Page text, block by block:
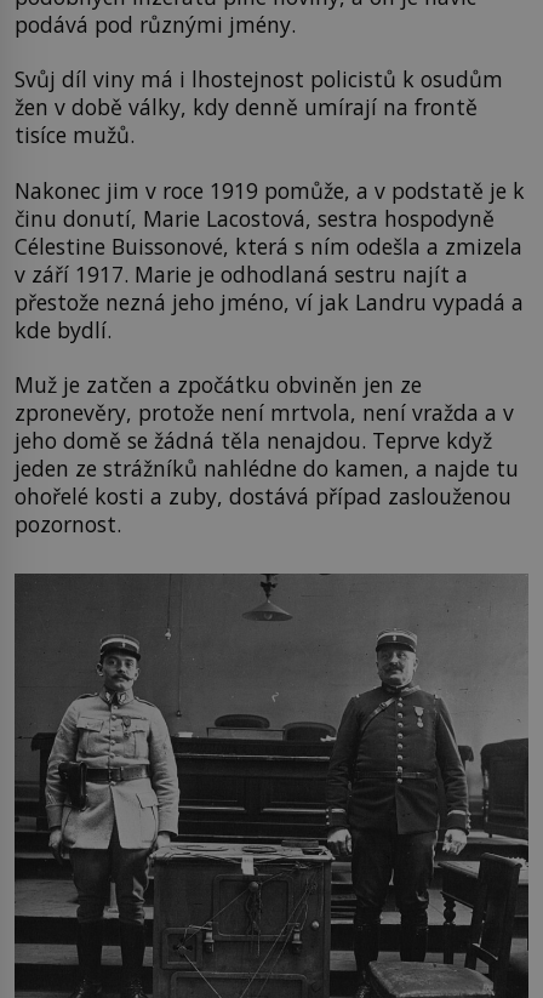
podává pod různými jmény.
Svůj díl viny má i lhostejnost policistů k osudům
žen v době války, kdy denně umírají na frontě
tisíce mužů.
Nakonec jim v roce 1919 pomůže, a v podstatě je k
činu donutí, Marie Lacostová, sestra hospodyně
Célestine Buissonové, která s ním odešla a zmizela
v září 1917. Marie je odhodlaná sestru najít a
přestože nezná jeho jméno, ví jak Landru vypadá a
kde bydlí.
Muž je zatčen a zpočátku obviněn jen ze
zpronevěry, protože není mrtvola, není vražda a v
jeho domě se žádná těla nenajdou. Teprve když
jeden ze strážníků nahlédne do kamen, a najde tu
ohořelé kosti a zuby, dostává případ zaslouženou
pozornost.